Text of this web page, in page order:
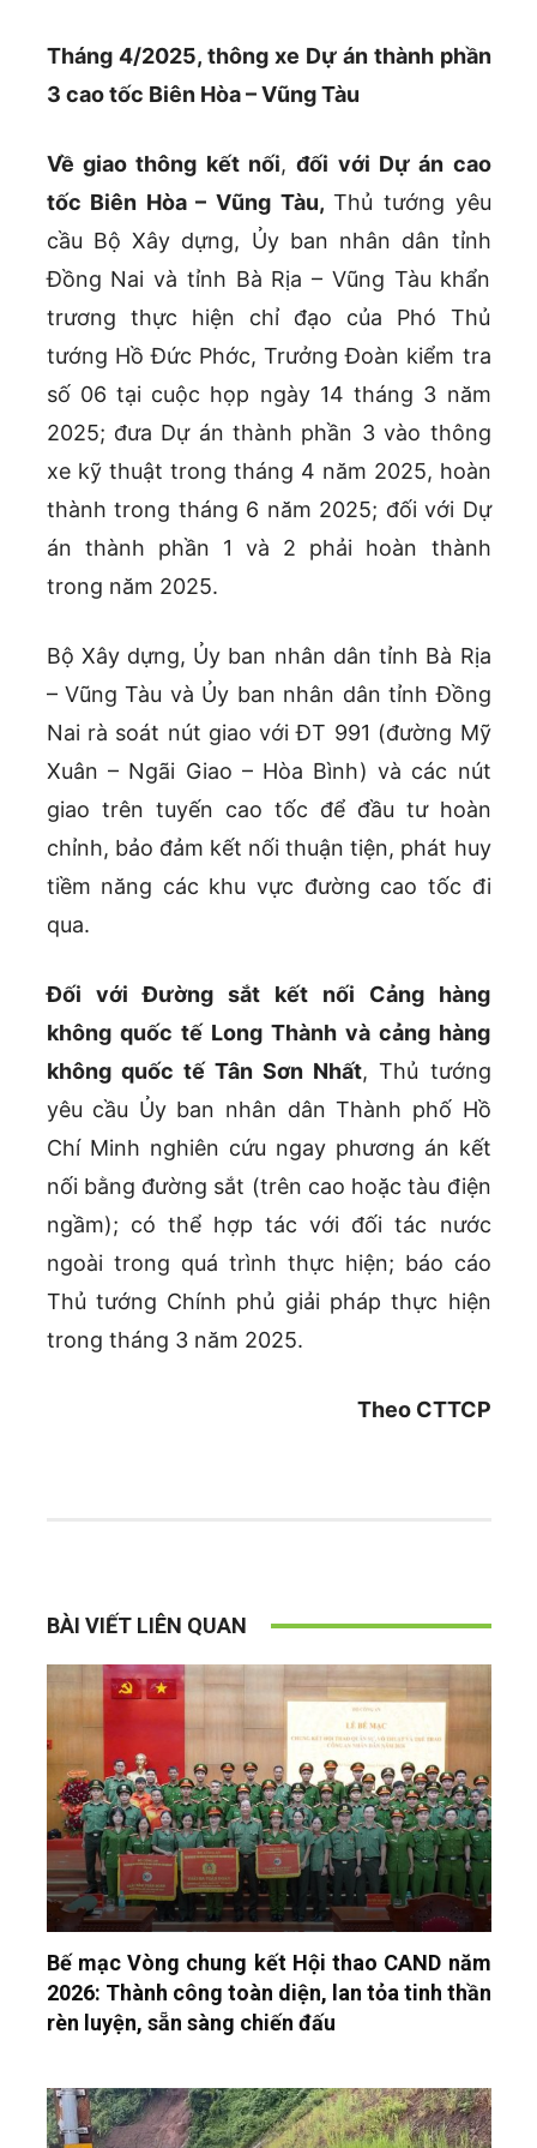
Tháng 4/2025, thông xe Dự án thành phần
3 cao tốc Biên Hòa – Vũng Tàu
Về giao thông kết nối,đối với Dự án cao
tốc Biên Hòa – Vũng Tàu,Thủ tướng yêu
cầu Bộ Xây dựng, Ủy ban nhân dân tỉnh
Đồng Nai và tỉnh Bà Rịa – Vũng Tàu khẩn
trương thực hiện chỉ đạo của Phó Thủ
tướng Hồ Đức Phớc, Trưởng Đoàn kiểm tra
số 06 tại cuộc họp ngày 14 tháng 3 năm
2025; đưa Dự án thành phần 3 vào thông
xe kỹ thuật trong tháng 4 năm 2025, hoàn
thành trong tháng 6 năm 2025; đối với Dự
án thành phần 1 và 2 phải hoàn thành
trong năm 2025.
Bộ Xây dựng, Ủy ban nhân dân tỉnh Bà Rịa
– Vũng Tàu và Ủy ban nhân dân tỉnh Đồng
Nai rà soát nút giao với ĐT 991 (đường Mỹ
Xuân – Ngãi Giao – Hòa Bình) và các nút
giao trên tuyến cao tốc để đầu tư hoàn
chỉnh, bảo đảm kết nối thuận tiện, phát huy
tiềm năng các khu vực đường cao tốc đi
qua.
Đối với Đường sắt kết nối Cảng hàng
không quốc tế Long Thành và cảng hàng
không quốc tế Tân Sơn Nhất, Thủ tướng
yêu cầu Ủy ban nhân dân Thành phố Hồ
Chí Minh nghiên cứu ngay phương án kết
nối bằng đường sắt (trên cao hoặc tàu điện
ngầm); có thể hợp tác với đối tác nước
ngoài trong quá trình thực hiện; báo cáo
Thủ tướng Chính phủ giải pháp thực hiện
trong tháng 3 năm 2025.
Theo CTTCP
BÀI VIẾT LIÊN QUAN
Bế mạc Vòng chung kết Hội thao CAND năm
2026: Thành công toàn diện, lan tỏa tinh thần
rèn luyện, sẵn sàng chiến đấu